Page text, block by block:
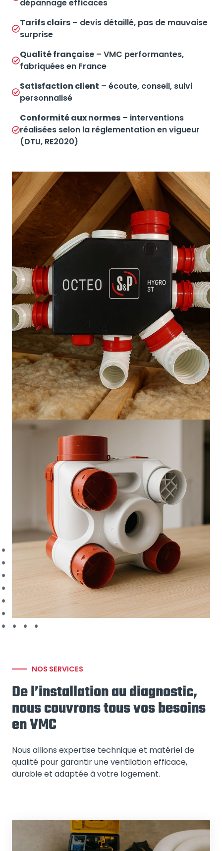
dépannage efficaces
Tarifs clairs – devis détaillé, pas de mauvaise
surprise
Qualité française – VMC performantes,
fabriquées en France
Satisfaction client – écoute, conseil, suivi
personnalisé
Conformité aux normes – interventions
réalisées selon la réglementation en vigueur
(DTU, RE2020)
NOS SERVICES
De l’installation au diagnostic,
nous couvrons tous vos besoins
en VMC
Nous allions expertise technique et matériel de
qualité pour garantir une ventilation efficace,
durable et adaptée à votre logement.